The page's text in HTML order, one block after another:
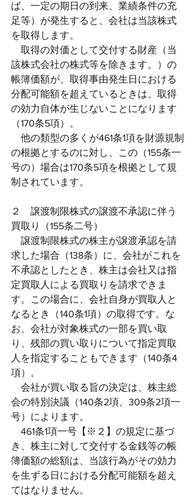
ば、一定の期日の到来、業績条件の充
足等）が発生すると、会社は当該株式
を取得します。
取得の対価として交付する財産（当
該株式会社の株式等を除きます。）の
帳簿価額が、取得事由発生日における
分配可能額を超えているときは、取得
の効力自体が生じないことになります
（170条5項）。
他の類型の多くが461条1項を財源規制
の根拠とするのに対し、この（155条一
号の）場合は170条5項を根拠として規
制されています。
２　譲渡制限株式の譲渡不承認に伴う
買取り（155条二号）
譲渡制限株式の株主が譲渡承認を請
求した場合（138条）に、会社がこれを
不承認としたとき、株主は会社又は指
定買取人による買取りを請求できま
す。この場合に、会社自身が買取人と
なるとき（140条1項）の取得です。な
お、会社が対象株式の一部を買い取
り、残部の買い取りについて指定買取
人を指定することもできます（140条4
項）。
会社が買い取る旨の決定は、株主総
会の特別決議（140条2項、309条2項一
号）によります。
461条1項一号【※２】の規定に基づ
き、株主に対して交付する金銭等の帳
簿価額の総額は、当該行為がその効力
を生ずる日における分配可能額を超え
てはなりません。